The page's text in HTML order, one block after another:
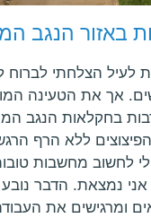
באזור הנגב
לעיל הצלחתי לברוח
אך את הטעינה
בחקלאות הנגב
ללא הרף
לחשוב מחשבות
אני נמצאת. הדבר
ומרגישים את